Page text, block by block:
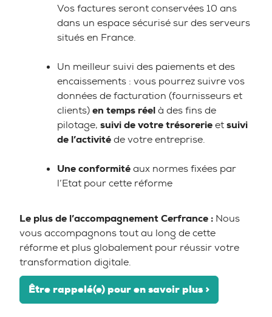
Vos factures seront conservées 10 ans
dans un espace sécurisé sur des serveurs
situés en France.
Un meilleur suivi des paiements et des
encaissements : vous pourrez suivre vos
données de facturation (fournisseurs et
clients)en temps réelà des fins de
pilotage, suivi de votre trésorerieetsuivi
de l’activitéde votre entreprise.
Une conformitéaux normes fixées par
l’Etat pour cette réforme
Le plus de l’accompagnement Cerfrance : Nous
vous accompagnons tout au long de cette
réforme et plus globalement pour réussir votre
transformation digitale.
Être rappelé(e) pour en savoir plus >